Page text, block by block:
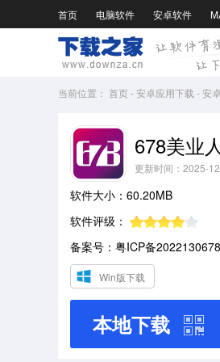
首页 电脑软件 安卓软件
当前位置： 首页-安卓应用下载 -安
678美业
更新时间：2025-
软件大小：60.20MB
软件评级：
备案号：粤ICP备
Win版下载
本地下载